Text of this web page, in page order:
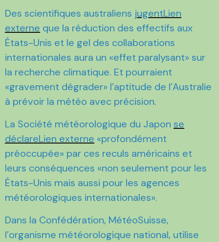
Des scientifiques australiens jugentLien
externe que la réduction des effectifs aux
États-Unis et le gel des collaborations
internationales aura un «effet paralysant» sur
la recherche climatique. Et pourraient
«gravement dégrader» l’aptitude de l’Australie
à prévoir la météo avec précision.
La Société météorologique du Japon se
déclareLien externe «profondément
préoccupée» par ces reculs américains et
leurs conséquences «non seulement pour les
États-Unis mais aussi pour les agences
météorologiques internationales».
Dans la Confédération, MétéoSuisse,
l’organisme météorologique national, utilise